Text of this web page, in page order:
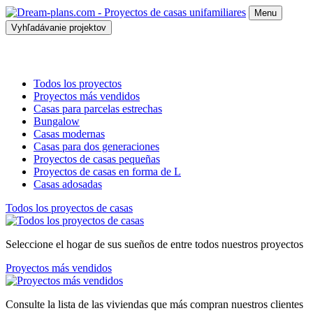
Menu
Vyhľadávanie projektov
Todos los proyectos
Proyectos más vendidos
Casas para parcelas estrechas
Bungalow
Casas modernas
Casas para dos generaciones
Proyectos de casas pequeñas
Proyectos de casas en forma de L
Casas adosadas
Todos los proyectos de casas
Seleccione el hogar de sus sueños de entre todos nuestros proyectos
Proyectos más vendidos
Consulte la lista de las viviendas que más compran nuestros clientes